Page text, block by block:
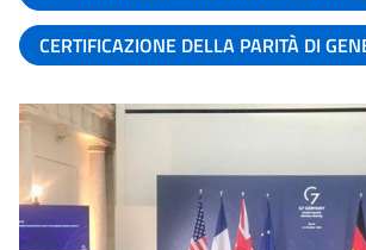
CERTIFICAZIONE DELLA PARITÀ DI